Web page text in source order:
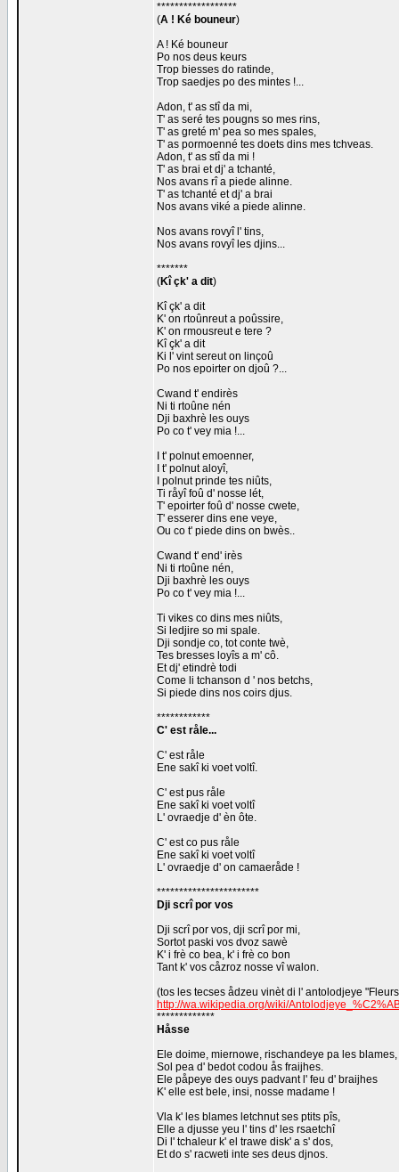
******************
(A ! Ké bouneur)
A ! Ké bouneur
Po nos deus keurs
Trop biesses do ratinde,
Trop saedjes po des mintes !...
Adon, t' as stî da mi,
T' as seré tes pougns so mes rins,
T' as greté m' pea so mes spales,
T' as pormoenné tes doets dins mes tchveas.
Adon, t' as stî da mi !
T' as brai et dj' a tchanté,
Nos avans rî a piede alinne.
T' as tchanté et dj' a brai
Nos avans viké a piede alinne.
Nos avans rovyî l' tins,
Nos avans rovyî les djins...
*******
(Kî çk' a dit)
Kî çk' a dit
K' on rtoûnreut a poûssire,
K' on rmousreut e tere ?
Kî çk' a dit
Ki l' vint sereut on linçoû
Po nos epoirter on djoû ?...
Cwand t' endirès
Ni ti rtoûne nén
Dji baxhrè les ouys
Po co t' vey mia !...
I t' polnut emoenner,
I t' polnut aloyî,
I polnut prinde tes niûts,
Ti råyî foû d' nosse lét,
T' epoirter foû d' nosse cwete,
T' esserer dins ene veye,
Ou co t' piede dins on bwès..
Cwand t' end' irès
Ni ti rtoûne nén,
Dji baxhrè les ouys
Po co t' vey mia !...
Ti vikes co dins mes niûts,
Si ledjire so mi spale.
Dji sondje co, tot conte twè,
Tes bresses loyîs a m' cô.
Et dj' etindrè todi
Come li tchanson d ' nos betchs,
Si piede dins nos coirs djus.
************
C' est råle...
C' est råle
Ene sakî ki voet voltî.
C' est pus råle
Ene sakî ki voet voltî
L' ovraedje d' èn ôte.
C' est co pus råle
Ene sakî ki voet voltî
L' ovraedje d' on camaeråde !
***********************
Dji scrî por vos
Dji scrî por vos, dji scrî por mi,
Sortot paski vos dvoz sawè
K' i frè co bea, k' i frè co bon
Tant k' vos cåzroz nosse vî walon.
(tos les tecses ådzeu vinèt di l' antolodjeye
http://wa.wikipedia.org/wiki/
*************
Håsse
Ele doime, miernowe, rischandeye pa les blames,
Sol pea d' bedot codou ås fraijhes.
Ele påpeye des ouys padvant l' feu d' braijhes
K' elle est bele, insi, nosse madame !
Vla k' les blames letchnut ses ptits pîs,
Elle a djusse yeu l' tins d' les rsaetchî
Di l' tchaleur k' el trawe disk' a s' dos,
Et do s' racweti inte ses deus djnos.